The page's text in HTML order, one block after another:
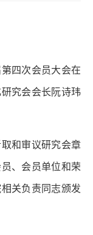
四次会员大会在
究会会长阮诗玮
和审议研究会章
、会员单位和荣
关负责同志颁发